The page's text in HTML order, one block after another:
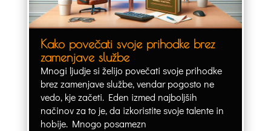
Kako povečati svoje prihodke brez
zamenjave službe
Mnogi ljudje si želijo povečati svoje prihodke
brez zamenjave službe, vendar pogosto ne
vedo, kje začeti. Eden izmed najboljših
načinov za to je, da izkoristite svoje talente in
hobije. Mnogo posamezn